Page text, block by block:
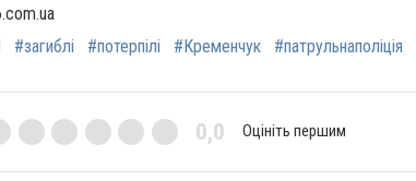
#загиблі #потерпілі #Кременчук #патрульнаполіція
0,0 Оцініть першим